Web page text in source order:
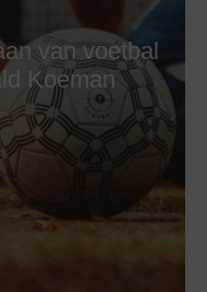
van voetbal
Koeman